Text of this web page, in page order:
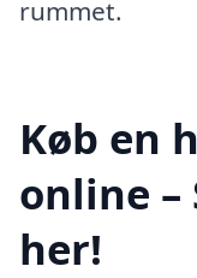
rummet.
Køb en
online –
her!